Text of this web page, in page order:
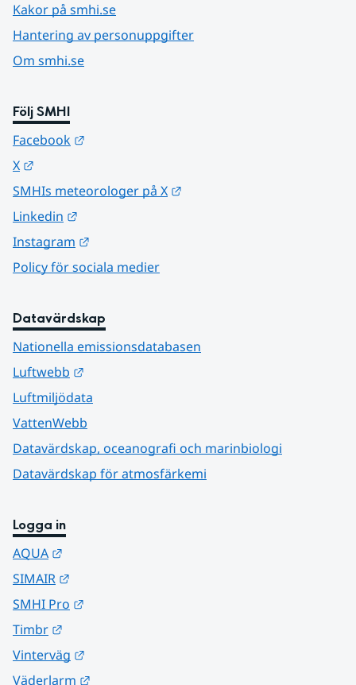
Kakor på smhi.se
Hantering av personuppgifter
Om smhi.se
Följ SMHI
Facebook
X
SMHIs meteorologer på X
Linkedin
Instagram
Policy för sociala medier
Datavärdskap
Nationella emissionsdatabasen
Luftwebb
Luftmiljödata
VattenWebb
Datavärdskap, oceanografi och marinbiologi
Datavärdskap för atmosfärkemi
Logga in
AQUA
SIMAIR
SMHI Pro
Timbr
Vinterväg
Väderlarm